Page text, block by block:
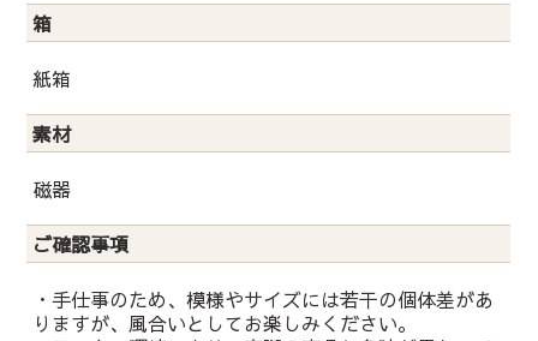
箱
紙箱
素材
磁器
ご確認事項
・手仕事のため、模様やサイズには若干の個体差があ
りますが、風合いとしてお楽しみください。